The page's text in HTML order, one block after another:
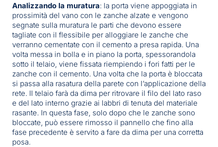
Analizzando la muratura: la porta viene appoggiata in
prossimità del vano con le zanche alzate e vengono
segnate sulla muratura le parti che devono essere
tagliate con il flessibile per alloggiare le zanche che
verranno cementate con il cemento a presa rapida. Una
volta messa in bolla e in piano la porta, spessorandola
sotto il telaio, viene fissata riempiendo i fori fatti per le
zanche con il cemento. Una volta che la porta è bloccata
si passa alla rasatura della parete con l’applicazione della
rete. Il telaio farà da dima per ritrovare il filo del lato raso
e del lato interno grazie ai labbri di tenuta del materiale
rasante. In questa fase, solo dopo che le zanche sono
bloccate, può essere rimosso il pannello che fino alla
fase precedente è servito a fare da dima per una corretta
posa.